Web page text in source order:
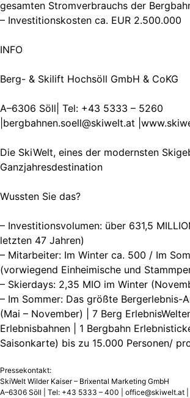
gesamten Stromverbrauchs der
– Investitionskosten ca. EUR 2.500.000
INFO
Berg- & Skilift Hochsöll GmbH & CoKG
A–6306 Söll| Tel: +43 5333 – 5260
bergbahnen.soell@skiwelt.at
Die SkiWelt, eines der modernsten
Ganzjahresdestination
Wussten Sie das?
– Investitionsvolumen: über 631,5
letzten 47 Jahren)
– Mitarbeiter: Im Winter ca. 500 / Im
(vorwiegend Einheimische und
– Skierdays: 2,35 MIO im Winter
– Im Sommer: Das größte Bergerlebnis-
(Mai – November) | 7 Berg
Erlebnisbahnen | 1 Bergbahn
Saisonkarte) bis zu 15.000 Personen/
Pressekontakt:
SkiWelt Wilder Kaiser – Brixental Marketing GmbH
A–6306 Söll | Tel: +43 5333 – 400 | office@skiwelt.at